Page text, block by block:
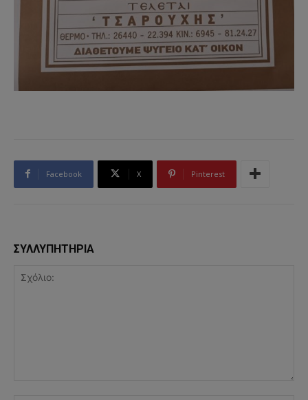
Facebook X Pinterest
ΣΥΛΛΥΠΗΤΗΡΙΑ